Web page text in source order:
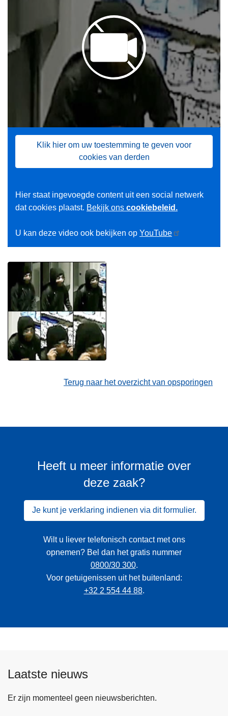
Klik hier om uw toestemming te geven voor
cookies van derden
Hier staat ingevoegde content uit een social netwerk
dat cookies plaatst. Bekijk ons cookiebeleid.
U kan deze video ook bekijken op YouTube
Terug naar het overzicht van opsporingen
Heeft u meer informatie over
deze zaak?
Je kunt je verklaring indienen via dit formulier.
Wilt u liever telefonisch contact met ons
opnemen? Bel dan het gratis nummer
0800/30 300.
Voor getuigenissen uit het buitenland:
+32 2 554 44 88.
Laatste nieuws
Er zijn momenteel geen nieuwsberichten.